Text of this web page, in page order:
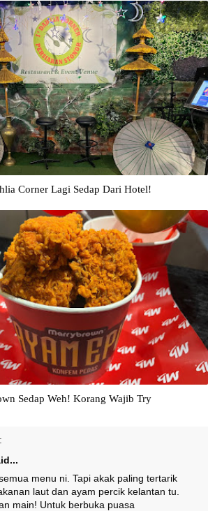
Corner Lagi Sedap Dari Hotel!
Sedap Weh! Korang Wajib Try
menu ni. Tapi akak paling tertarik
laut dan ayam percik kelantan tu.
main! Untuk berbuka puasa